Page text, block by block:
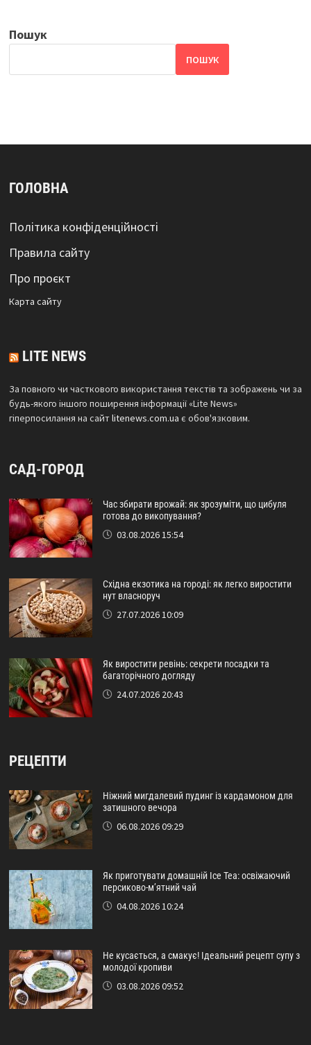
Пошук
ПОШУК
ГОЛОВНА
Політика конфіденційності
Правила сайту
Про проєкт
Карта сайтy
LITE NEWS
За повного чи часткового використання текстів та зображень чи за
будь-якого іншого поширення інформації «Lite News»
гіперпосилання на сайтlitenews.com.ua є обов'язковим.
САД-ГОРОД
Час збирати врожай: як зрозуміти, що цибуля
готова до викопування?
03.08.2026 15:54
Східна екзотика на городі: як легко виростити
нут власноруч
27.07.2026 10:09
Як виростити ревінь: секрети посадки та
багаторічного догляду
24.07.2026 20:43
РЕЦЕПТИ
Ніжний мигдалевий пудинг із кардамоном для
затишного вечора
06.08.2026 09:29
Як приготувати домашній Ice Tea: освіжаючий
персиково-м’ятний чай
04.08.2026 10:24
Не кусається, а смакує! Ідеальний рецепт супу з
молодої кропиви
03.08.2026 09:52